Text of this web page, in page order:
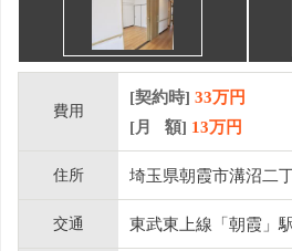
費用
[契約時] 33万円
[月 額] 13万円
住所 埼玉県朝霞市溝沼二
交通 東武東上線「朝霞」